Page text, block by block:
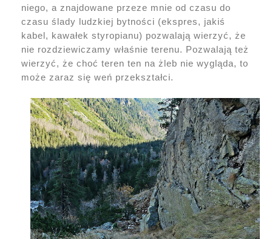
niego, a znajdowane przeze mnie od czasu do
czasu ślady ludzkiej bytności (ekspres, jakiś
kabel, kawałek styropianu) pozwalają wierzyć, że
nie rozdziewiczamy właśnie terenu. Pozwalają też
wierzyć, że choć teren ten na żleb nie wygląda, to
może zaraz się weń przekształci.